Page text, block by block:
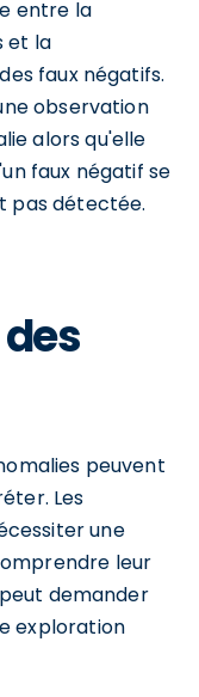
entre la
et la
faux négatifs.
observation
alors qu'elle
faux négatif se
pas détectée.
peuvent
Les
une
leur
demander
exploration